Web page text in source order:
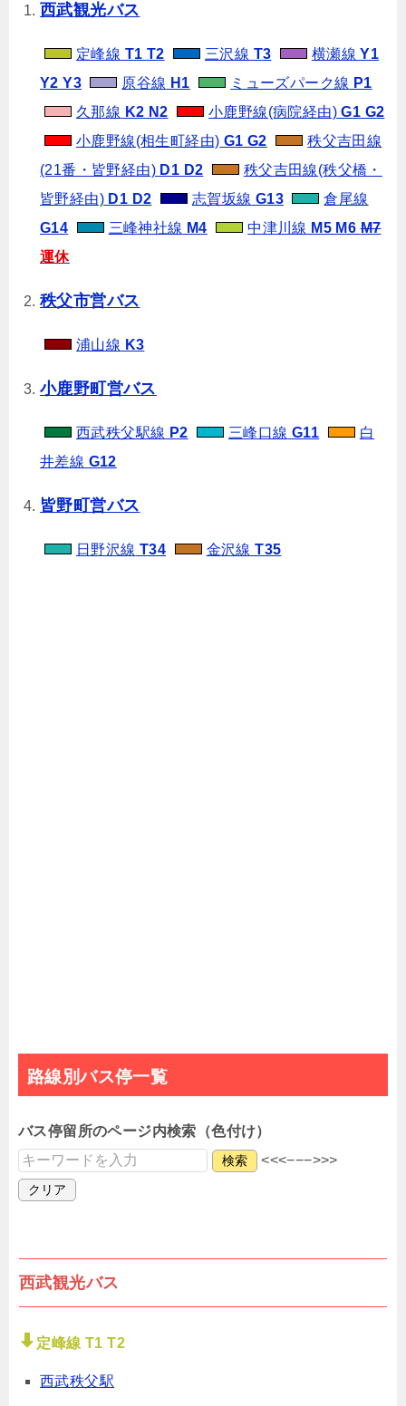
西武観光バス
定峰線 T1 T2 三沢線 T3 横瀬線 Y1
Y2 Y3
原谷線 H1 ミューズパーク線 P1
久那線 K2 N2 小鹿野線(病院経由) G1 G2
小鹿野線(相生町経由) G1 G2
秩父吉田線
(21番・皆野経由) D1 D2
秩父吉田線(秩父橋・
皆野経由) D1 D2 志賀坂線 G13
倉尾線
G14
三峰神社線 M4 中津川線 M5 M6M7
運休
秩父市営バス
浦山線 K3
小鹿野町営バス
西武秩父駅線 P2 三峰口線 G11
白
井差線 G12
皆野町営バス
日野沢線 T34 金沢線 T35
路線別バス停一覧
バス停留所のページ内検索（色付け）
検索 <<<−−−>>>
クリア
西武観光バス
定峰線 T1 T2
西武秩父駅